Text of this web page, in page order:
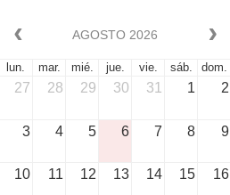
AGOSTO 2026
lun. mar. mié. jue. vie. sáb. dom.
27 28 29 30 31 1 2
3 4 5 6 7 8 9
10 11 12 13 14 15 16